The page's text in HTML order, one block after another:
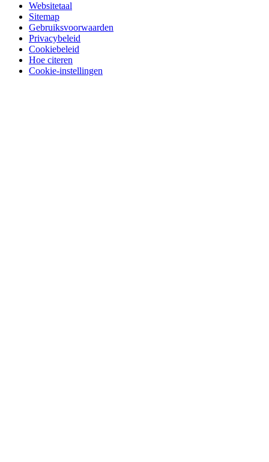
Websitetaal
Sitemap
Gebruiksvoorwaarden
Privacybeleid
Cookiebeleid
Hoe citeren
Cookie-instellingen